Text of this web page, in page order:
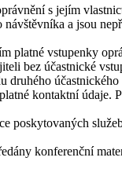
s jejím
a jsou
platné vstupenky
bez účastnické
druhého
kontaktní údaje.
poskytovaných
konferenční